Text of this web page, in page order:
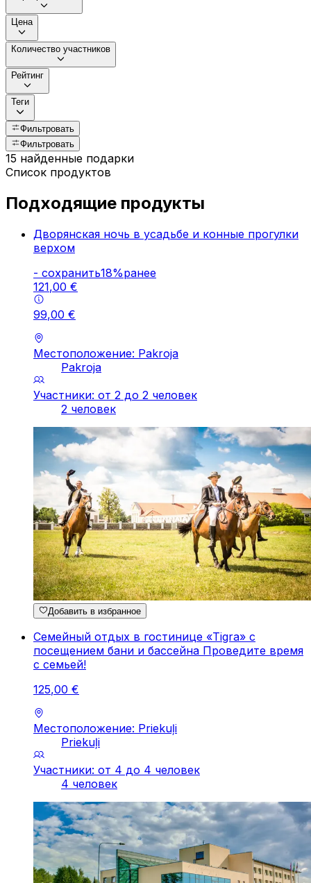
Цена
Количество участников
Рейтинг
Теги
Фильтровать
Фильтровать
15 найденные подарки
Список продуктов
Подходящие продукты
Дворянская ночь в усадьбе и конные прогулки
верхом
- cохранить18%ранее
121,00 €
99,00 €
Местоположение: Pakroja
Pakroja
Участники: от 2 до 2 человек
2 человек
Добавить в избранное
Семейный отдых в гостинице «Tigra» с
посещением бани и бассейна Проведите время
с семьей!
125,00 €
Местоположение: Priekuļi
Priekuļi
Участники: от 4 до 4 человек
4 человек